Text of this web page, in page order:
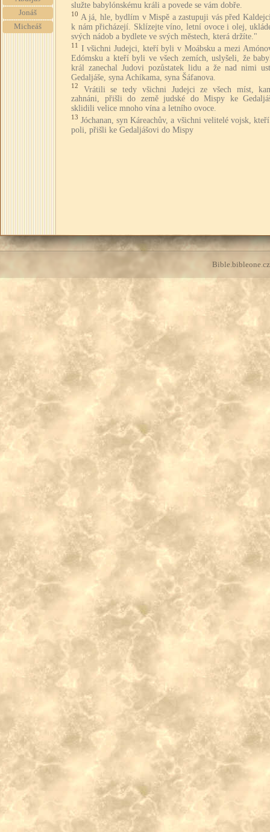
Jonáš
Micheáš
služte babylónskému králi a povede se vám dobře.
10 A já, hle, bydlím v Mispě a zastupuji vás před
k nám přicházejí. Sklízejte víno, letní ovoce i olej,
svých nádob a bydlete ve svých městech, která držíte."
11 I všichni Judejci, kteří byli v Moábsku a mezi
Edómsku a kteří byli ve všech zemích, uslyšeli, že
král zanechal Judovi pozůstatek lidu a že nad nimi
Gedaljáše, syna Achíkama, syna Šáfanova.
12
Vrátili se tedy všichni Judejci ze všech míst,
zahnáni, přišli do země judské do Mispy ke
sklidili velice mnoho vína a letního ovoce.
13 Jóchanan, syn Káreachův, a všichni velitelé vojsk,
poli, přišli ke Gedaljášovi do Mispy